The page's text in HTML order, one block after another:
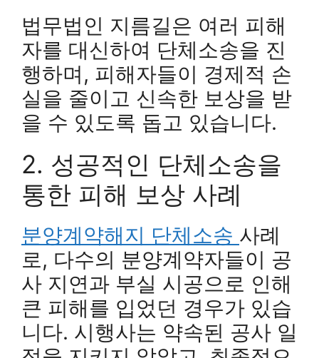
법무법인 지름길은 여러 피해
자를 대신하여 단체소송을 진
행하며, 피해자들이 경제적 손
실을 줄이고 신속한 보상을 받
을 수 있도록 돕고 있습니다.
2. 성공적인 단체소송을
통한 피해 보상 사례
분양계약해지 단체소송 사례
로, 다수의 분양계약자들이 공
사 지연과 부실 시공으로 인해
큰 피해를 입었던 경우가 있습
니다. 시행사는 약속된 공사 일